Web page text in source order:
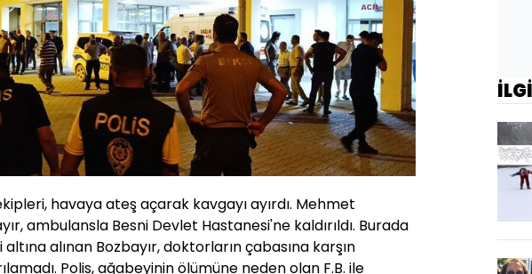
havaya ateş açarak kavgayı ayırdı. Mehmet
ambulansla Besni Devlet Hastanesi'ne kaldırıldı. Burada
alınan Bozbayır, doktorların çabasına karşın
Polis, ağabeyinin ölümüne neden olan F.B. ile